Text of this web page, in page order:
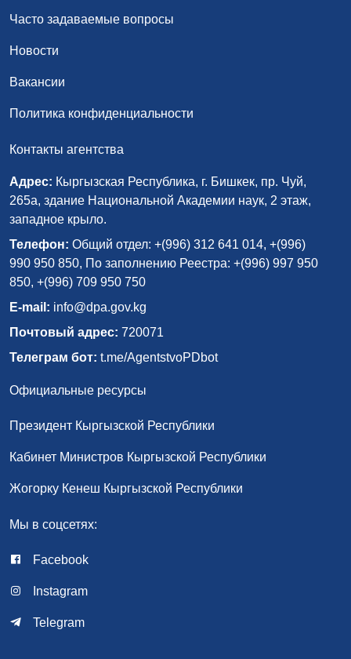
Часто задаваемые вопросы
Новости
Вакансии
Политика конфиденциальности
Контакты агентства
Адрес: Кыргызская Республика, г. Бишкек, пр. Чуй,
265а, здание Национальной Академии наук, 2 этаж,
западное крыло.
Телефон: Общий отдел: +(996) 312 641 014, +(996)
990 950 850, По заполнению Реестра: +(996) 997 950
850, +(996) 709 950 750
E-mail: info@dpa.gov.kg
Почтовый адрес: 720071
Телеграм бот: t.me/AgentstvoPDbot
Официальные ресурсы
Президент Кыргызской Республики
Кабинет Министров Кыргызской Республики
Жогорку Кенеш Кыргызской Республики
Мы в соцсетях:
Facebook
Instagram
Telegram